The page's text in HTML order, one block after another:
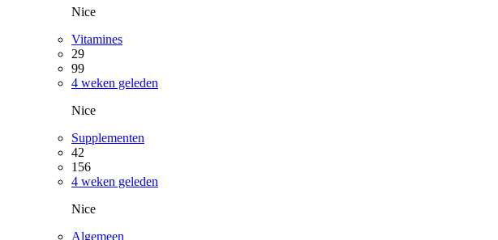
Nice
Vitamines
29
99
4 weken geleden
Nice
Supplementen
42
156
4 weken geleden
Nice
Algemeen